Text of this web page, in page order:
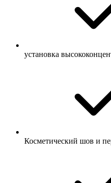
установка
Косметический шов и